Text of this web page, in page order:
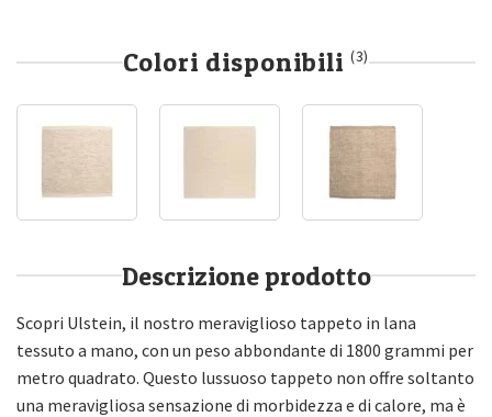
Colori disponibili (3)
Descrizione prodotto
Scopri Ulstein, il nostro meraviglioso tappeto in lana
tessuto a mano, con un peso abbondante di 1800 grammi per
metro quadrato. Questo lussuoso tappeto non offre soltanto
una meravigliosa sensazione di morbidezza e di calore, ma è